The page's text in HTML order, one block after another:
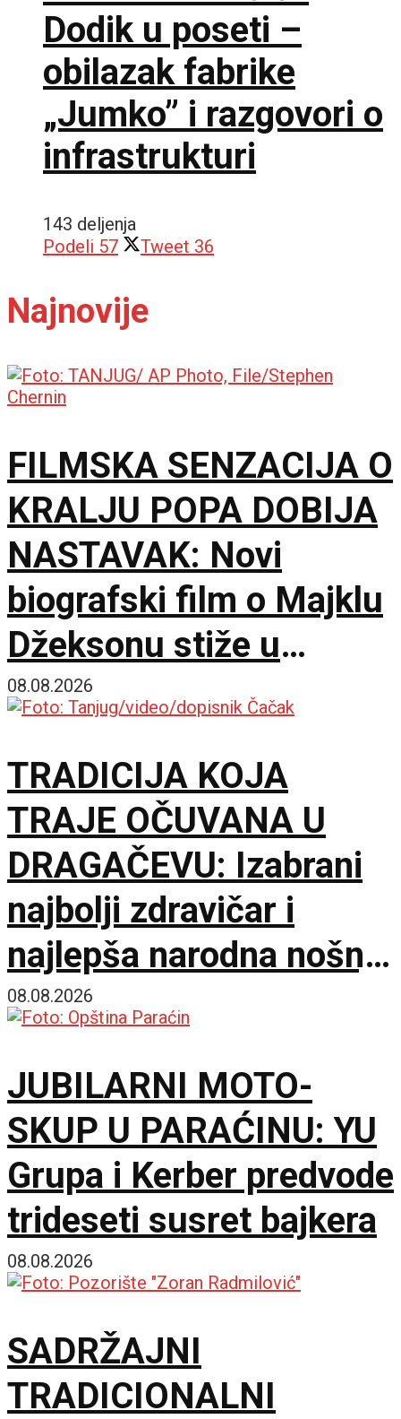
Dodik u poseti –
obilazak fabrike
„Jumko” i razgovori o
infrastrukturi
143 deljenja
Podeli 57 Tweet 36
Najnovije
FILMSKA SENZACIJA O
KRALJU POPA DOBIJA
NASTAVAK: Novi
biografski film o Majklu
Džeksonu stiže u
bioskope
08.08.2026
TRADICIJA KOJA
TRAJE OČUVANA U
DRAGAČEVU: Izabrani
najbolji zdravičar i
najlepša narodna nošnja
na 65. Saboru trubača
08.08.2026
JUBILARNI MOTO-
SKUP U PARAĆINU: YU
Grupa i Kerber predvode
trideseti susret bajkera
08.08.2026
SADRŽAJNI
TRADICIONALNI